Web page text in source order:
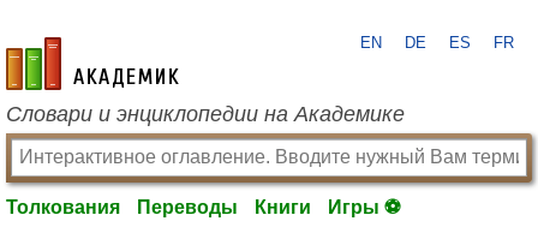
academic.ru
EN DE ES FR
Словари и энциклопедии на Академике
Толкования Переводы Книги Игры ⚽